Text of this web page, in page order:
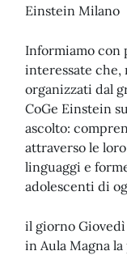
Einstein Milano
Informiamo con
interessate che,
organizzati dal
CoGe Einstein
ascolto:
attraverso le
linguaggi e
adolescenti di
il giorno
in Aula Magna